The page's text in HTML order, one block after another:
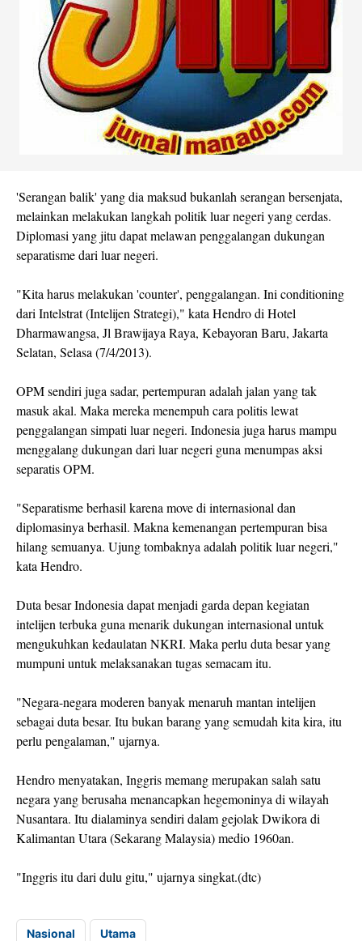
'Serangan balik' yang dia maksud bukanlah serangan bersenjata,
melainkan melakukan langkah politik luar negeri yang cerdas.
Diplomasi yang jitu dapat melawan penggalangan dukungan
separatisme dari luar negeri.
"Kita harus melakukan 'counter', penggalangan. Ini conditioning
dari Intelstrat (Intelijen Strategi)," kata Hendro di Hotel
Dharmawangsa, Jl Brawijaya Raya, Kebayoran Baru, Jakarta
Selatan, Selasa (7/4/2013).
OPM sendiri juga sadar, pertempuran adalah jalan yang tak
masuk akal. Maka mereka menempuh cara politis lewat
penggalangan simpati luar negeri. Indonesia juga harus mampu
menggalang dukungan dari luar negeri guna menumpas aksi
separatis OPM.
"Separatisme berhasil karena move di internasional dan
diplomasinya berhasil. Makna kemenangan pertempuran bisa
hilang semuanya. Ujung tombaknya adalah politik luar negeri,"
kata Hendro.
Duta besar Indonesia dapat menjadi garda depan kegiatan
intelijen terbuka guna menarik dukungan internasional untuk
mengukuhkan kedaulatan NKRI. Maka perlu duta besar yang
mumpuni untuk melaksanakan tugas semacam itu.
"Negara-negara moderen banyak menaruh mantan intelijen
sebagai duta besar. Itu bukan barang yang semudah kita kira, itu
perlu pengalaman," ujarnya.
Hendro menyatakan, Inggris memang merupakan salah satu
negara yang berusaha menancapkan hegemoninya di wilayah
Nusantara. Itu dialaminya sendiri dalam gejolak Dwikora di
Kalimantan Utara (Sekarang Malaysia) medio 1960an.
"Inggris itu dari dulu gitu," ujarnya singkat.(dtc)
Nasional Utama